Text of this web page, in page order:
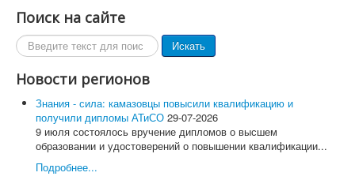
Главная
Курганская областная организация профессионального
союза работников автомобильного и сельскохозяйственного
машиностроения Российской Федерации
АО "Шадринский автоагрегатный завод" присудили призовое
организациях производственной сферы"
Главная
О Профсоюзе
История Профсоюза
Поиск на сайте
Поиск
по
сайту
Искать
Новости регионов
Знания - сила: камазовцы повысили квалификацию и
получили дипломы АТиСО 29-07-2026
9 июля состоялось вручение дипломов о высшем
образовании и удостоверений о повышении квалификации...
Подробнее...